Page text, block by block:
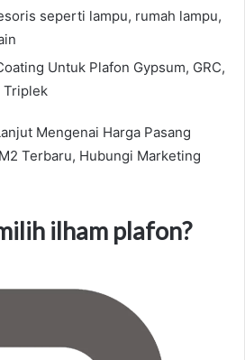
seperti lampu, rumah lampu,
Untuk Plafon Gypsum, GRC,
Triplek
Mengenai Harga Pasang
Terbaru, Hubungi Marketing
ilham plafon?